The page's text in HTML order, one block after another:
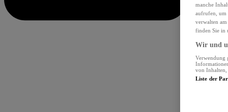
manche
aufrufen, um
verwalten
finden Sie in
Wir und
Verwendung
von Inhalten,
Liste der